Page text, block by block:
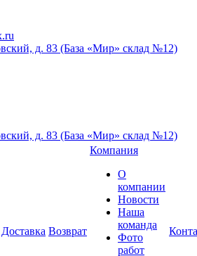
д. 83 (База «Мир» склад №12)
д. 83 (База «Мир» склад №12)
Доставка Возврат
Компания
О
компании
Новости
Наша
команда
Фото
работ